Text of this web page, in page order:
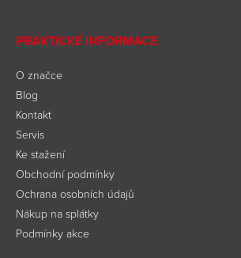
PRAKTICKÉ INFORMACE
O značce
Blog
Kontakt
Servis
Ke stažení
Obchodní podmínky
Ochrana osobních údajů
Nákup na splátky
Podmínky akce